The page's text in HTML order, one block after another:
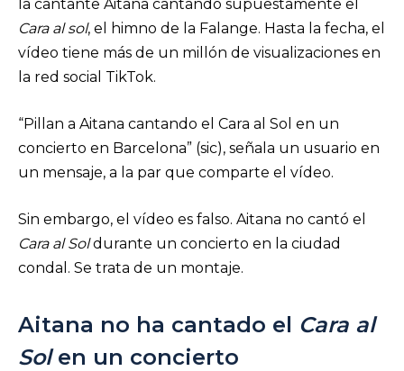
la cantante Aitana cantando supuestamente el
Cara al sol, el himno de la Falange. Hasta la fecha, el
vídeo tiene más de un millón de visualizaciones en
la red social TikTok.
“Pillan a Aitana cantando el Cara al Sol en un
concierto en Barcelona” (sic), señala un usuario en
un mensaje, a la par que comparte el vídeo.
Sin embargo, el vídeo es falso. Aitana no cantó el
Cara al Soldurante un concierto en la ciudad
condal. Se trata de un montaje.
Aitana no ha cantado el Cara al
Solen un concierto